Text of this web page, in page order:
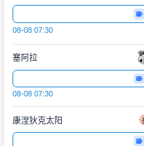
08-08 07:30
塞阿拉
08-08 07:30
康涅狄克太阳